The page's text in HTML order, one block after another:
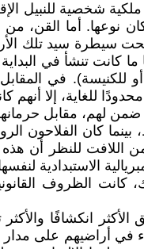
ملكية شخصية للنبيل
نوعها. أما القن، من
تحت سيطرة سيد تلك
ودُوّنت منذ عام 322 بموجب مرسوم
أو للكنيسة). في
إلا أنهم
ضمن لهم، مقابل
كان الفلاحون
اللافت للنظر أن
الاستبدادية
كانت الظروف
انكشافًا
لملاك الأراضي بإجبار الفلاحين